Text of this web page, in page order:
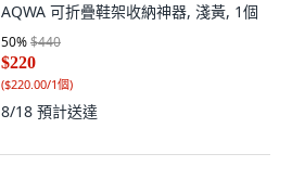
AQWA 可折疊鞋架收納神器, 淺黃, 1個
50%$440
$220
($220.00/1個)
8/18 預計送達